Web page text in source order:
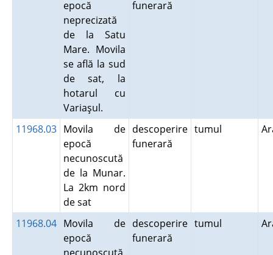
epocă
neprecizată
de la Satu
Mare. Movila
se află la sud
de sat, la
hotarul cu
Variaşul.
funerară
11968.03 Movila de
epocă
necunoscută
de la Munar.
La 2km nord
de sat
descoperire
funerară
tumul
11968.04 Movila de
epocă
descoperire
funerară
tumul